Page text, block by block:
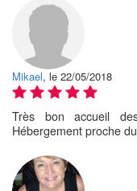
Mikael, le 22/05/2018
Très bon accueil
Hébergement proche